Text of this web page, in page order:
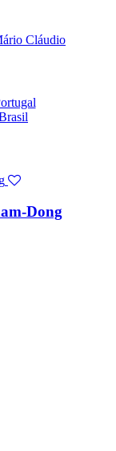
Dong